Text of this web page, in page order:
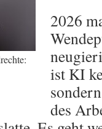
2026
ist KI
des